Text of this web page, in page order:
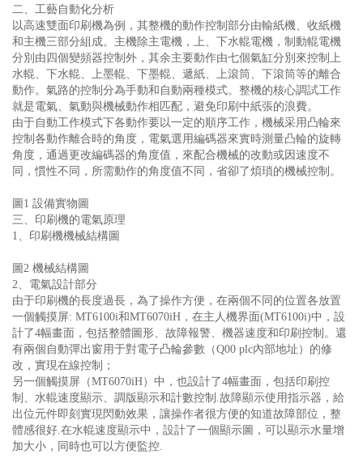
二、工藝自動化分析
以高速雙面印刷機為例，其整機的動作控制部分由輸紙機、收紙機
和主機三部分組成。主機除主電機，上、下水輥電機，制動輥電機
分別由四個變頻器控制外，其余主要動作由七個氣缸分別來控制上
水輥、下水輥、上墨輥、下墨輥、遞紙、上滾筒、下滾筒等的離合
動作。氣路的控制分為手動和自動兩種模式。整機的核心調試工作
就是電氣、氣動與機械動作相匹配，避免印刷中紙張的浪費。
由于自動工作模式下各動作要以一定的順序工作，機械采用凸輪來
控制各動作離合時的角度，電氣選用編碼器來實時測量凸輪的旋轉
角度，通過更改編碼器的角度值，來配合機械的改動或因速度不
同，慣性不同，所需動作的角度值不同，省卻了煩瑣的機械控制。
圖1 設備實物圖
三、印刷機的電氣原理
1、印刷機機械結構圖
圖2 機械結構圖
2、電氣設計部分
由于印刷機的長度過長，為了操作方便，在兩個不同的位置各放置
一個觸摸屏: MT6100i和MT6070iH，在主人機界面(MT6100i)中，設
計了4幅畫面，包括整體圖形、故障報警、機器速度和印刷控制。還
有兩個自動彈出窗用于對電子凸輪參數（Q00 plc內部地址）的修
改，實現在線控制；
另一個觸摸屏（MT6070iH）中，也設計了4幅畫面，包括印刷控
制、水輥速度顯示、調版顯示和計數控制.故障顯示使用指示器，給
出位元件即刻實現閃動效果，讓操作者很方便的知道故障部位，整
體感很好.在水輥速度顯示中，設計了一個顯示圖，可以顯示水量增
加大小，同時也可以方便監控.